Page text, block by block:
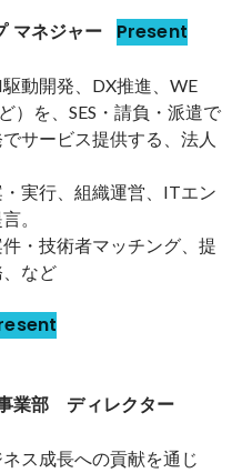
マネジャー Present
動開発、DX推進、WE
）を、SES・請負・派遣で
サービス提供する、法人
実行、組織運営、ITエン
。
・技術者マッチング、提
など
業部　ディレクター
ス成長への貢献を通じ